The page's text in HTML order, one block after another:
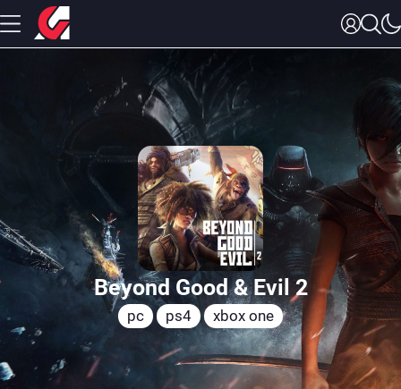
Beyond Good & Evil 2
pc ps4 xbox one